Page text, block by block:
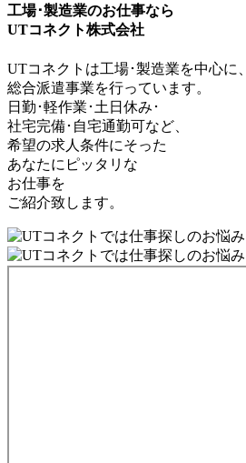
工場･製造業のお仕事なら
UTコネクト株式会社
UTコネクトは工場･製造業を中心に、
総合派遣事業を行っています。
日勤･軽作業･土日休み･
社宅完備･自宅通勤可など、
希望の求人条件にそった
あなたにピッタリな
お仕事を
ご紹介致します。